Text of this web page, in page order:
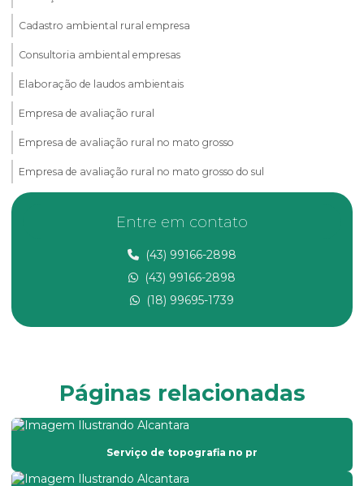
Cadastro ambiental rural empresa
Consultoria ambiental empresas
Elaboração de laudos ambientais
Empresa de avaliação rural
Empresa de avaliação rural no mato grosso
Empresa de avaliação rural no mato grosso do sul
Empresa de consultoria ambiental
Empresa de georreferenciamento
Empresa prestadora de serviços de topografia
Empresa que faz laudo de avaliação de imóveis
Entre em contato
(43) 99166-2898
(43) 99166-2898
(18) 99695-1739
Páginas relacionadas
Serviço de topografia no pr